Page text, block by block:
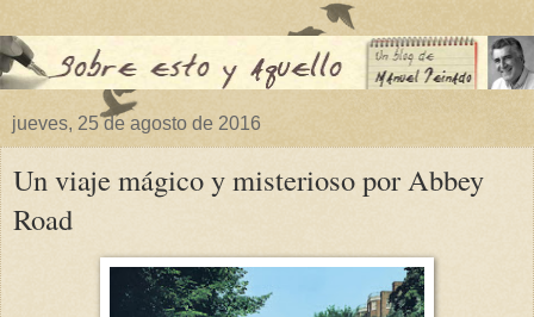
jueves, 25 de agosto de 2016
Un viaje mágico y misterioso por Abbey
Road